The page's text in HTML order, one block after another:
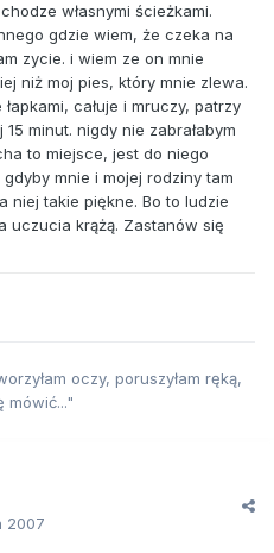
własnymi ścieżkami.
gdzie wiem, że czeka na
zycie. i wiem ze on mnie
niż moj pies, który mnie zlewa.
całuje i mruczy, patrzy
minut. nigdy nie zabrałabym
to miejsce, jest do niego
mnie i mojej rodziny tam
niej takie piękne. Bo to ludzie
uczucia krążą. Zastanów się
oczy, poruszyłam ręką,
mówić..."
2007